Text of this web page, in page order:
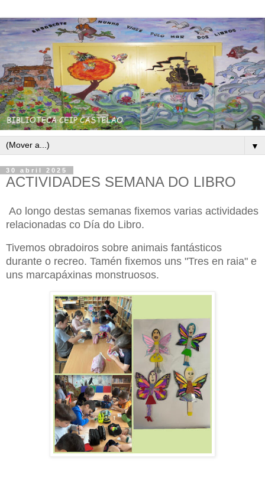
▼
30 abril 2025
ACTIVIDADES SEMANA DO LIBRO
Ao longo destas semanas fixemos varias actividades
relacionadas co Día do Libro.
Tivemos obradoiros sobre animais fantásticos
durante o recreo. Tamén fixemos uns "Tres en raia" e
uns marcapáxinas monstruosos.